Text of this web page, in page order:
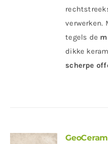
verwerken.
tegels de
dikke
scherpe